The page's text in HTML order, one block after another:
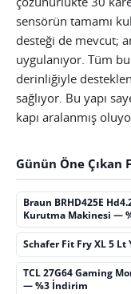
sensörün tamamı
desteği de mevcut;
uygulanıyor. Tüm
derinliğiyle
sağlıyor. Bu yapı
kapı aralanmış
Günün Öne Çıkan
Braun BRHD425E
Kurutma Makinesi —
Schafer Fit Fry XL 5
TCL 27G64 Gaming
— %3 İndirim